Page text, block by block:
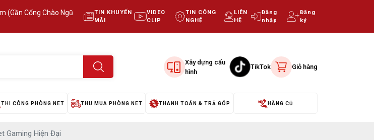
(Gần Cổng Chào Ngũ
TIN KHUYẾN
MÃI
VIDEO
CLIP
TIN CÔNG
NGHỆ
LIÊN
HỆ
Đăng
nhập
Đăng
ký
Xây dựng cấu
hình
TikTok Giỏ hàng
THI CÔNG PHÒNG NET THU MUA PHÒNG NET THANH TOÁN & TRẢ GÓP HÀNG CŨ
Gaming Hiện Đại